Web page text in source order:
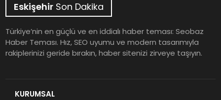
Eskişehir Son Dakika
Türkiye’nin en güçlü ve en iddialı haber teması: Seobaz
Haber Teması. Hız, SEO uyumu ve modern tasarımıyla
rakiplerinizi geride bırakın, haber sitenizi zirveye taşıyın.
KURUMSAL